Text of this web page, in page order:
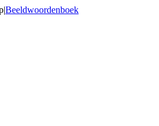
|Beeldwoordenboek